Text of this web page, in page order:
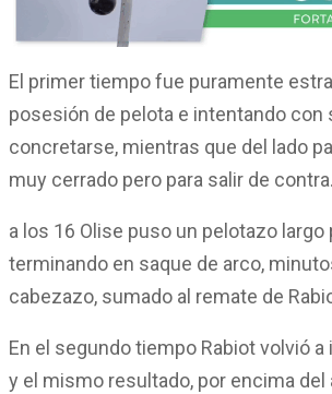
El primer tiempo fue puramente
posesión de pelota e intentando
concretarse, mientras que del lado
muy cerrado pero para salir de contra.
a los 16 Olise puso un pelotazo
terminando en saque de arco,
cabezazo, sumado al remate de
En el segundo tiempo Rabiot volvió
y el mismo resultado, por encima del